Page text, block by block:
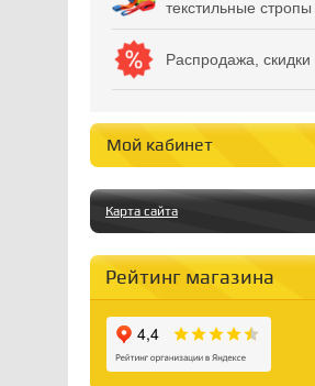
текстильные стропы
Распродажа, скидки
Мой кабинет
Карта сайта
Рейтинг магазина